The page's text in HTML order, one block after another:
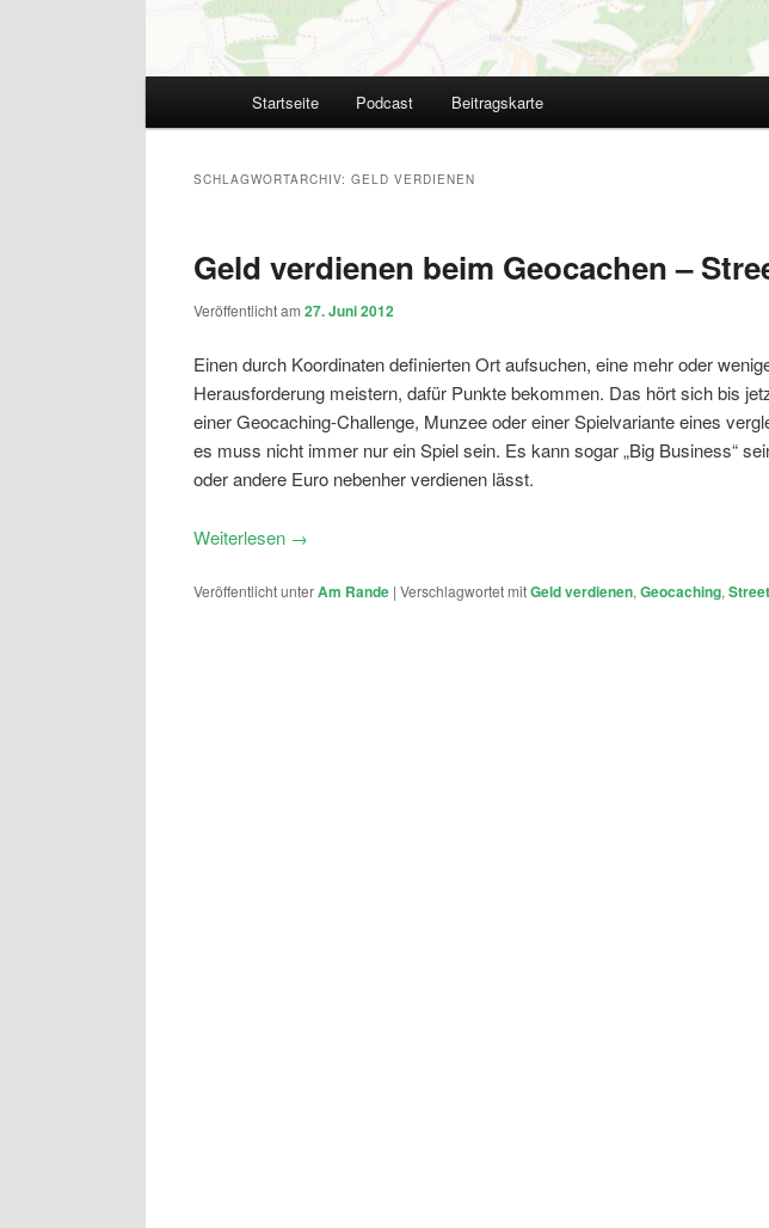
Startseite Podcast Beitragskarte
SCHLAGWORTARCHIV: GELD VERDIENEN
Geld verdienen beim Geocachen –
Veröffentlicht am 27. Juni 2012
Einen durch Koordinaten definierten Ort aufsuchen, eine mehr oder
Herausforderung meistern, dafür Punkte bekommen. Das hört sich bis
einer Geocaching-Challenge, Munzee oder einer Spielvariante eines
es muss nicht immer nur ein Spiel sein. Es kann sogar „Big Business“
oder andere Euro nebenher verdienen lässt.
Weiterlesen →
Veröffentlicht unterAm Rande | Verschlagwortet mitGeld verdienen, Geocaching,